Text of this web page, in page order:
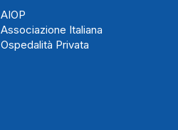
AIOP
Associazione Italiana
Ospedalità Privata